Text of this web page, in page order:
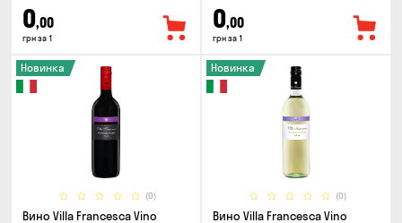
0,00
грн за 1
0,00
грн за 1
(0)
Новинка
Вино Villa Francesca Vino
(0)
Новинка
Вино Villa Francesca Vino